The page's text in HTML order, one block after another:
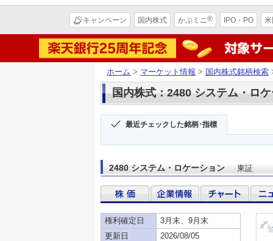
キャンペーン 国内株式 かぶミニ® IPO・PO
ホーム > マーケット情報 > 国内株式銘柄検索
国内株式：2480 システム・ロ
最近チェックした銘柄･指標
2480 システム・ロケーション 東証
権利確定日
3月末、9月末
更新日
2026/08/05